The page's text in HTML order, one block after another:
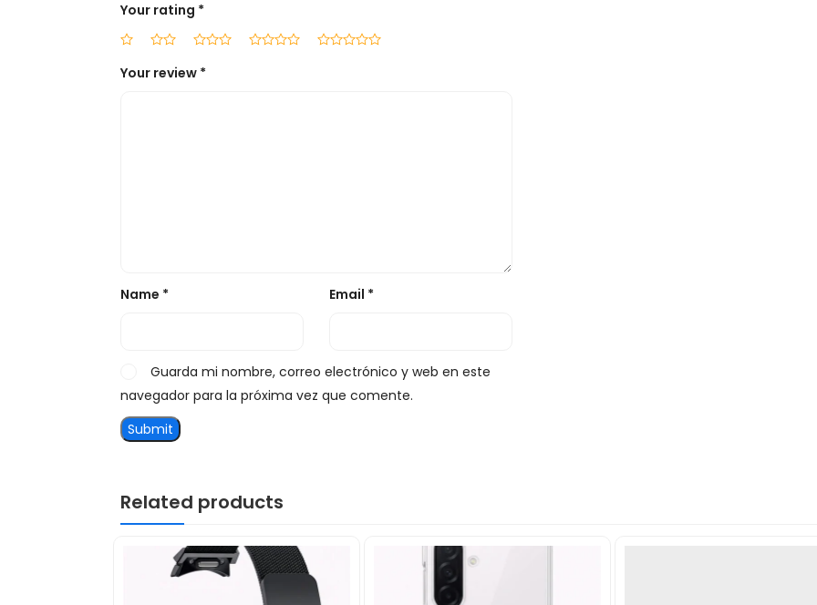
Your rating *
Your review *
Name * Email *
Guarda mi nombre, correo electrónico y web en este
navegador para la próxima vez que comente.
Related products